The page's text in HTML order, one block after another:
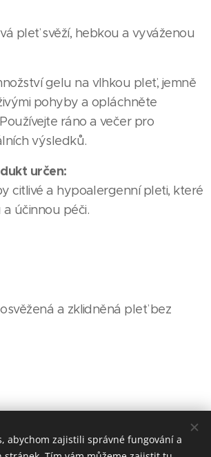
pleť svěží, hebkou a vyváženou
gelu na vlhkou pleť, jemně
pohyby a opláchněte
ráno a večer pro
výsledků.
určen:
citlivé a hypoalergenní pleti, které
účinnou péči.
a zklidněná pleť bez
& Cosmetics | Všechna práva vyhrazena
Kaprova 15/11, 110 00 Josefov
Cookies
abychom zajistili správné fungování a